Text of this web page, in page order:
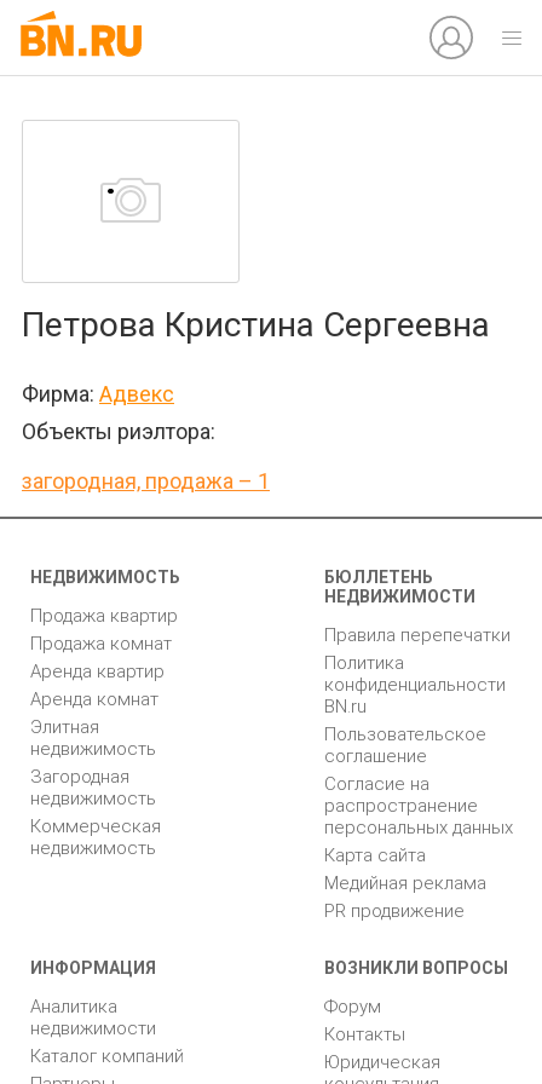
Петрова Кристина Сергеевна
Фирма: Адвекс
Объекты риэлтора:
загородная, продажа – 1
НЕДВИЖИМОСТЬ
Продажа квартир
Продажа комнат
Аренда квартир
Аренда комнат
Элитная
недвижимость
Загородная
недвижимость
Коммерческая
недвижимость
БЮЛЛЕТЕНЬ
НЕДВИЖИМОСТИ
Правила перепечатки
Политика
конфиденциальности
BN.ru
Пользовательское
соглашение
Согласие на
распространение
персональных данных
Карта сайта
Медийная реклама
PR продвижение
ИНФОРМАЦИЯ
Аналитика
недвижимости
Каталог компаний
ВОЗНИКЛИ ВОПРОСЫ
Форум
Контакты
Юридическая